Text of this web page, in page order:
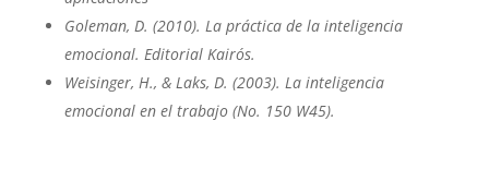
Goleman, D. (2010). La práctica de la inteligencia
emocional. Editorial Kairós.
Weisinger, H., & Laks, D. (2003). La inteligencia
emocional en el trabajo (No. 150 W45).